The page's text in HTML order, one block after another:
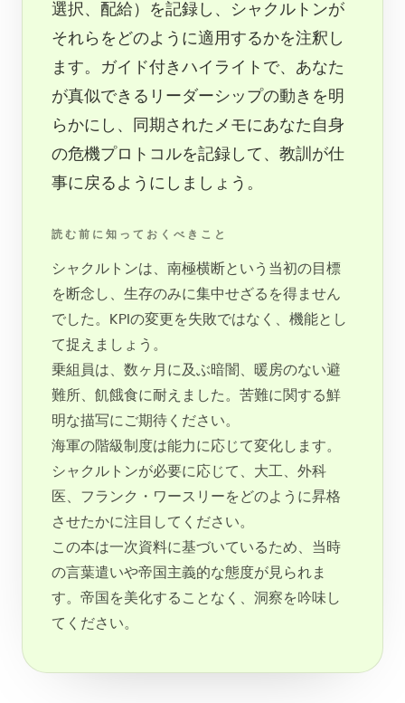
選択、配給）を記録し、シャクルトンが
それらをどのように適用するかを注釈し
ます。ガイド付きハイライトで、あなた
が真似できるリーダーシップの動きを明
らかにし、同期されたメモにあなた自身
の危機プロトコルを記録して、教訓が仕
事に戻るようにしましょう。
読む前に知っておくべきこと
シャクルトンは、南極横断という当初の目標
を断念し、生存のみに集中せざるを得ません
でした。KPIの変更を失敗ではなく、機能とし
て捉えましょう。
乗組員は、数ヶ月に及ぶ暗闇、暖房のない避
難所、飢餓食に耐えました。苦難に関する鮮
明な描写にご期待ください。
海軍の階級制度は能力に応じて変化します。
シャクルトンが必要に応じて、大工、外科
医、フランク・ワースリーをどのように昇格
させたかに注目してください。
この本は一次資料に基づいているため、当時
の言葉遣いや帝国主義的な態度が見られま
す。帝国を美化することなく、洞察を吟味し
てください。